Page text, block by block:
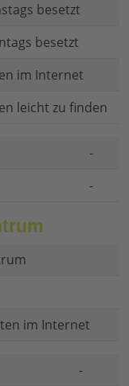
besetzt
besetzt
im Internet
leicht zu finden
-
-
im Internet
-